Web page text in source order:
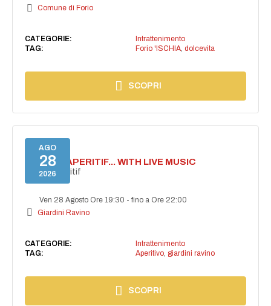
Comune di Forio
CATEGORIE:
Intrattenimento
TAG:
Forio 'ISCHIA, dolcevita
SCOPRI
AGO
28
2026
SECRET APERITIF... WITH LIVE MUSIC
Secret aperitif
Ven 28 Agosto Ore 19:30 -fino a Ore 22:00
Giardini Ravino
CATEGORIE:
Intrattenimento
TAG:
Aperitivo, giardini ravino
SCOPRI